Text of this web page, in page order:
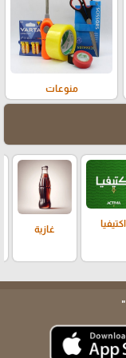
منوعات
اكتيفيا
غازية